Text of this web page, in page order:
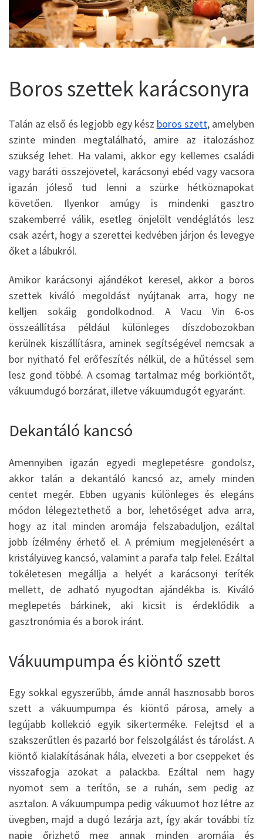
Boros szettek karácsonyra
Talán az első és legjobb egy kész boros szett, amelyben
szinte minden megtalálható, amire az italozáshoz
szükség lehet. Ha valami, akkor egy kellemes családi
vagy baráti összejövetel, karácsonyi ebéd vagy vacsora
igazán jóleső tud lenni a szürke hétköznapokat
követően. Ilyenkor amúgy is mindenki gasztro
szakemberré válik, esetleg önjelölt vendéglátós lesz
csak azért, hogy a szerettei kedvében járjon és levegye
őket a lábukról.
Amikor karácsonyi ajándékot keresel, akkor a boros
szettek kiváló megoldást nyújtanak arra, hogy ne
kelljen sokáig gondolkodnod. A Vacu Vin 6-os
összeállítása például különleges díszdobozokban
kerülnek kiszállításra, aminek segítségével nemcsak a
bor nyitható fel erőfeszítés nélkül, de a hűtéssel sem
lesz gond többé. A csomag tartalmaz még borkiöntőt,
vákuumdugó borzárat, illetve vákuumdugót egyaránt.
Dekantáló kancsó
Amennyiben igazán egyedi meglepetésre gondolsz,
akkor talán a dekantáló kancsó az, amely minden
centet megér. Ebben ugyanis különleges és elegáns
módon lélegeztethető a bor, lehetőséget adva arra,
hogy az ital minden aromája felszabaduljon, ezáltal
jobb ízélmény érhető el. A prémium megjelenésért a
kristályüveg kancsó, valamint a parafa talp felel. Ezáltal
tökéletesen megállja a helyét a karácsonyi teríték
mellett, de adható nyugodtan ajándékba is. Kiváló
meglepetés bárkinek, aki kicsit is érdeklődik a
gasztronómia és a borok iránt.
Vákuumpumpa és kiöntő szett
Egy sokkal egyszerűbb, ámde annál hasznosabb boros
szett a vákuumpumpa és kiöntő párosa, amely a
legújabb kollekció egyik sikerterméke. Felejtsd el a
szakszerűtlen és pazarló bor felszolgálást és tárolást. A
kiöntő kialakításának hála, elvezeti a bor cseppeket és
visszafogja azokat a palackba. Ezáltal nem hagy
nyomot sem a terítőn, se a ruhán, sem pedig az
asztalon. A vákuumpumpa pedig vákuumot hoz létre az
üvegben, majd a dugó lezárja azt, így akár további tíz
napig őrizhető meg annak minden aromája és